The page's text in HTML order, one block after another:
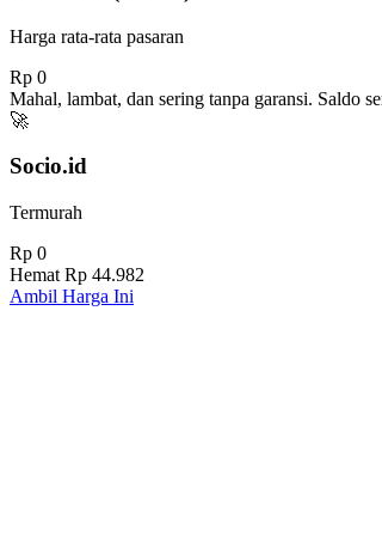
Harga rata-rata pasaran
Rp 0
Mahal, lambat, dan sering tanpa garansi. Saldo
🚀
Socio.id
Termurah
Rp 0
Hemat Rp 44.982
Ambil Harga Ini